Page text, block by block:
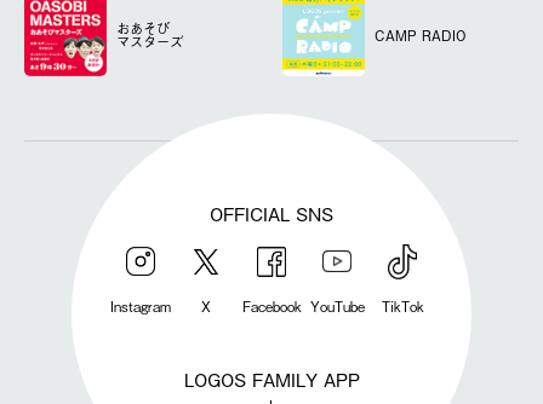
おあそび
マスターズ CAMP RADIO
OFFICIAL SNS
Instagram X Facebook YouTube TikTok
LOGOS FAMILY APP